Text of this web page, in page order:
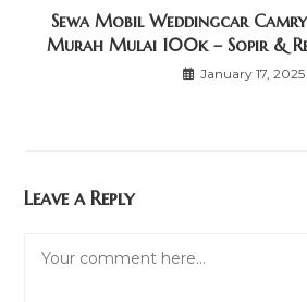
Sewa Mobil Weddingcar
Murah Mulai 100k – Sopir &
January 17, 2025
Leave a Reply